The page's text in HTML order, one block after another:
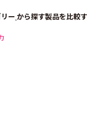
ー から探す製品を比較